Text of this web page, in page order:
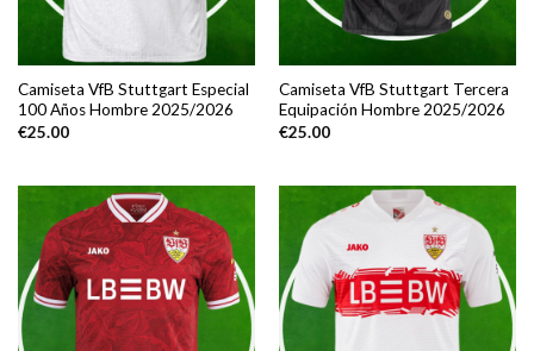
Camiseta VfB Stuttgart Especial
100 Años Hombre 2025/2026
€25.00
Camiseta VfB Stuttgart Tercera
Equipación Hombre 2025/2026
€25.00